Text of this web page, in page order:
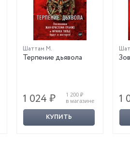
Шаттам М.
Терпение дьявола
1 024 ₽
1 200 ₽
в магазине
КУПИТЬ
1